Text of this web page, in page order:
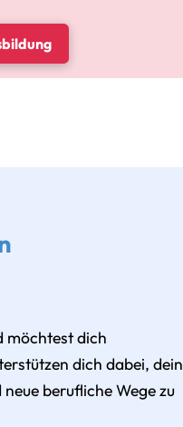
möchtest dich
dich dabei, dein
berufliche Wege zu